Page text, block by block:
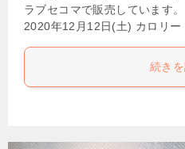
ラブセコマで販売しています
2020年12月12日(土) カロリ
続き